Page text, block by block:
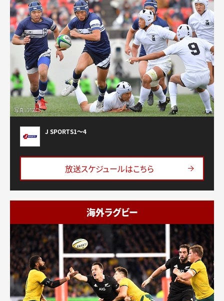
写真：アフロ
J SPORTS1〜4
放送スケジュールはこちら
海外ラグビー